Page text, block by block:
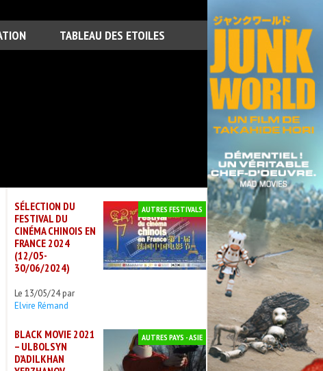
TABLEAU DES ETOILES
SÉLECTION DU
FESTIVAL DU
CINÉMA CHINOIS EN
FRANCE 2024
(12/05-
30/06/2024)
Le 13/05/24 par
Elvire Rémand
AUTRES FESTIVALS
BLACK MOVIE 2021
– ULBOLSYN
D’ADILKHAN
AUTRES PAYS - ASIE